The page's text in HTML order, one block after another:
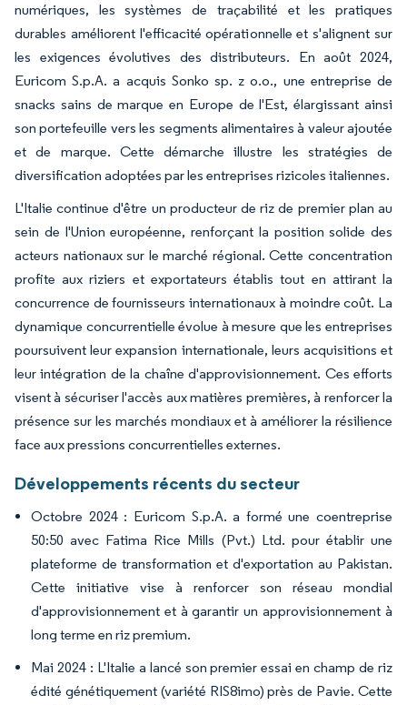
numériques, les systèmes de traçabilité et les pratiques
durables améliorent l'efficacité opérationnelle et s'alignent sur
les exigences évolutives des distributeurs. En août 2024,
Euricom S.p.A. a acquis Sonko sp. z o.o., une entreprise de
snacks sains de marque en Europe de l'Est, élargissant ainsi
son portefeuille vers les segments alimentaires à valeur ajoutée
et de marque. Cette démarche illustre les stratégies de
diversification adoptées par les entreprises rizicoles italiennes.
L'Italie continue d'être un producteur de riz de premier plan au
sein de l'Union européenne, renforçant la position solide des
acteurs nationaux sur le marché régional. Cette concentration
profite aux riziers et exportateurs établis tout en attirant la
concurrence de fournisseurs internationaux à moindre coût. La
dynamique concurrentielle évolue à mesure que les entreprises
poursuivent leur expansion internationale, leurs acquisitions et
leur intégration de la chaîne d'approvisionnement. Ces efforts
visent à sécuriser l'accès aux matières premières, à renforcer la
présence sur les marchés mondiaux et à améliorer la résilience
face aux pressions concurrentielles externes.
Développements récents du secteur
Octobre 2024 : Euricom S.p.A. a formé une coentreprise
50:50 avec Fatima Rice Mills (Pvt.) Ltd. pour établir une
plateforme de transformation et d'exportation au Pakistan.
Cette initiative vise à renforcer son réseau mondial
d'approvisionnement et à garantir un approvisionnement à
long terme en riz premium.
Mai 2024 : L'Italie a lancé son premier essai en champ de riz
édité génétiquement (variété RIS8imo) près de Pavie. Cette